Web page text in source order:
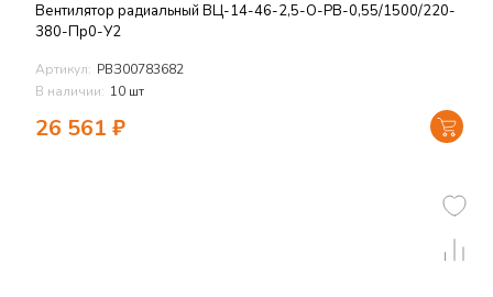
Вентилятор радиальный ВЦ-14-46-2,5-О-РВ-0,55/1500/220-
380-Пр0-У2
Артикул: РВЗ00783682
В наличии: 10 шт
26 561 ₽